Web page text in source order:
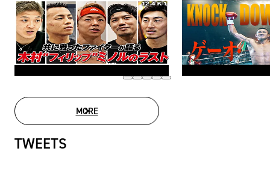
MOREMOVIE LIST
TWEETS